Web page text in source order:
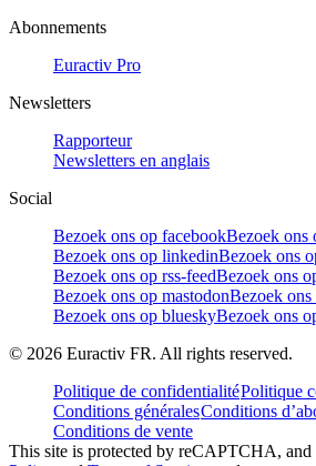
Abonnements
Euractiv Pro
Newsletters
Rapporteur
Newsletters en anglais
Social
Bezoek ons op facebookBezoek ons
Bezoek ons op linkedinBezoek ons
Bezoek ons op rss-feedBezoek ons
Bezoek ons op mastodonBezoek ons
Bezoek ons op blueskyBezoek ons
© 2026 Euractiv FR. All rights reserved.
Politique de confidentialitéPolitique
Conditions généralesConditions
Conditions de vente
This site is protected by reCAPTCHA, and